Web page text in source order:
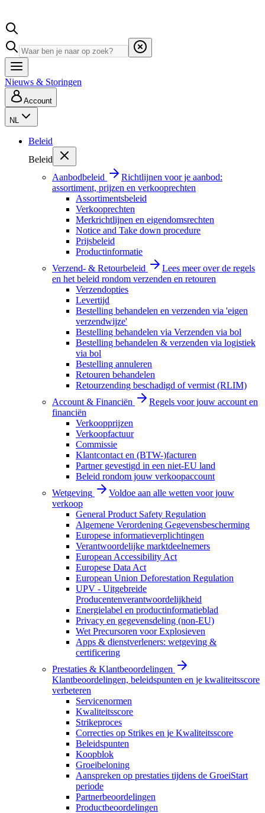
Nieuws & Storingen
Account
NL
Beleid
Beleid
Aanbodbeleid
Richtlijnen voor je aanbod:
assortiment, prijzen en verkooprechten
Assortimentsbeleid
Verkooprechten
Merkrichtlijnen en eigendomsrechten
Notice and Take down procedure
Prijsbeleid
Productinformatie
Verzend- & Retourbeleid
Lees meer over de regels
en het beleid rondom verzenden en retouren
Verzendopties
Levertijd
Bestelling behandelen en verzenden via 'eigen
verzendwijze'
Bestelling behandelen via Verzenden via bol
Bestelling behandelen & verzenden via logistiek
via bol
Bestelling annuleren
Retouren behandelen
Retourzending beschadigd of vermist (RLIM)
Account & Financiën
Regels voor jouw account en
financiën
Verkoopprijzen
Verkoopfactuur
Commissie
Klantcontact en (BTW-)facturen
Partner gevestigd in een niet-EU land
Beleid rondom jouw verkoopaccount
Wetgeving
Voldoe aan alle wetten voor jouw
verkoop
General Product Safety Regulation
Algemene Verordening Gegevensbescherming
Europese informatieverplichtingen
Verantwoordelijke marktdeelnemers
European Accessibility Act
Europese Data Act
European Union Deforestation Regulation
UPV - Uitgebreide
Producentenverantwoordelijkheid
Energielabel en productinformatieblad
Privacy en gegevensdeling (non-EU)
Wet Precursoren voor Explosieven
Apps & dienstverleners: wetgeving &
certificering
Prestaties & Klantbeoordelingen
Klantbeoordelingen, beleidspunten en je kwaliteitsscore
verbeteren
Servicenormen
Kwaliteitsscore
Strikeproces
Correcties op Strikes en je Kwaliteitsscore
Beleidspunten
Koopblok
Groeibeloning
Aanspreken op prestaties tijdens de GroeiStart
periode
Partnerbeoordelingen
Productbeoordelingen